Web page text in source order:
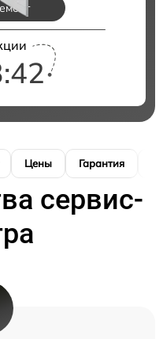
Цены Гарантия
сервис-